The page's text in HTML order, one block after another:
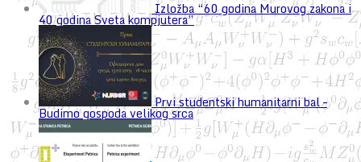
Izložba “60 godina Murovog zakona i
40 godina Sveta kompjutera”
Prvi studentski humanitarni bal –
Budimo gospoda velikog srca